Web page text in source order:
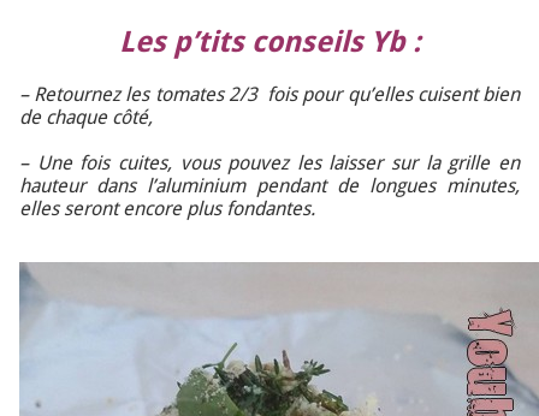
Les p’tits conseils Yb :
– Retournez les tomates 2/3 fois pour qu’elles cuisent bien
de chaque côté,
– Une fois cuites, vous pouvez les laisser sur la grille en
hauteur dans l’aluminium pendant de longues minutes,
elles seront encore plus fondantes.